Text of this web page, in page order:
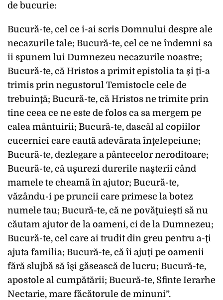
de bucurie:
Bucură-te, cel ce i-ai scris Domnului despre ale
necazurile tale; Bucură-te, cel ce ne îndemni sa
ii spunem lui Dumnezeu necazurile noastre;
Bucură-te, că Hristos a primit epistolia ta şi ţi-a
trimis prin negustorul Temistocle cele de
trebuinţă; Bucură-te, că Hristos ne trimite prin
tine ceea ce ne este de folos ca sa mergem pe
calea mântuirii; Bucură-te, dascăl al copiilor
cucernici care caută adevărata înţelepciune;
Bucură-te, dezlegare a pântecelor neroditoare;
Bucură-te, că uşurezi durerile naşterii când
mamele te cheamă în ajutor; Bucură-te,
văzându-i pe pruncii care primesc la botez
numele tau; Bucură-te, că ne povăţuieşti să nu
căutam ajutor de la oameni, ci de la Dumnezeu;
Bucură-te, cel care ai trudit din greu pentru a-ţi
ajuta familia; Bucură-te, că îi ajuţi pe oamenii
fără slujbă să îşi găsească de lucru; Bucură-te,
apostole al cumpătării; Bucură-te, Sfinte Ierarhe
Nectarie, mare făcătorule de minuni”.